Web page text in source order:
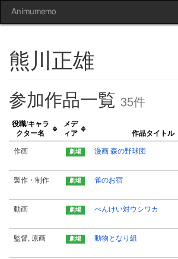
Animumemo
熊川正雄
参加作品一覧 35件
役職/キャラ
クター名
メデ
ィア
作品タイトル
作画 漫画 森の野球団
製作・制作 雀のお宿
動画 べんけい対ウシワカ
監督, 原画 動物となり組